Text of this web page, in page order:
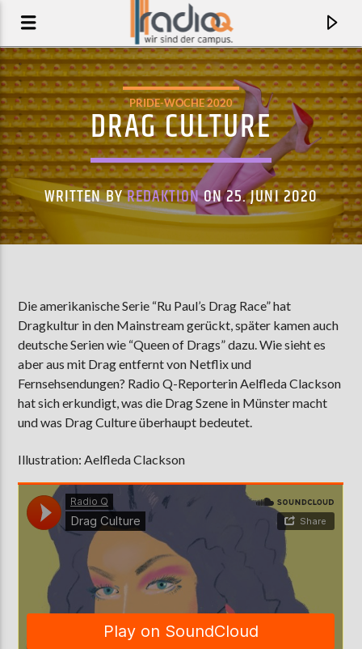
AKTUELLER TRACK
LICHT
DILLA
AKTUELLE SENDUNG
MOEBIUS
ZU HÖREN INMünster90,9 MHzSteinfurt 103,9 MHz
PRIDE-WOCHE 2020
DRAG CULTURE
WRITTEN BYREDAKTIONON 25. JUNI 2020
Die amerikanische Serie “Ru Paul’s Drag Race” hat
Dragkultur in den Mainstream gerückt, später kamen auch
deutsche Serien wie “Queen of Drags” dazu. Wie sieht es
aber aus mit Drag entfernt von Netflix und
Fernsehsendungen? Radio Q-Reporterin Aelfleda Clackson
hat sich erkundigt, was die Drag Szene in Münster macht
und was Drag Culture überhaupt bedeutet.
Illustration: Aelfleda Clackson